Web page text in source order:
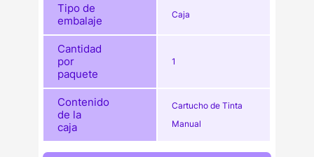
Tipo de
embalaje
Caja
Cantidad
por
paquete
1
Contenido
de la
caja
Cartucho de Tinta
Manual